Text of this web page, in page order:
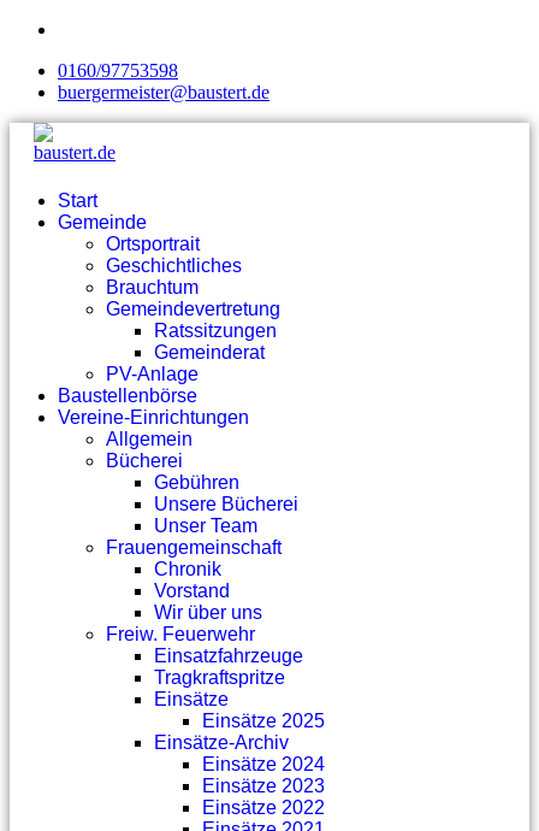
0160/97753598
buergermeister@baustert.de
Start
Gemeinde
Ortsportrait
Geschichtliches
Brauchtum
Gemeindevertretung
Ratssitzungen
Gemeinderat
PV-Anlage
Baustellenbörse
Vereine-Einrichtungen
Allgemein
Bücherei
Gebühren
Unsere Bücherei
Unser Team
Frauengemeinschaft
Chronik
Vorstand
Wir über uns
Freiw. Feuerwehr
Einsatzfahrzeuge
Tragkraftspritze
Einsätze
Einsätze 2025
Einsätze-Archiv
Einsätze 2024
Einsätze 2023
Einsätze 2022